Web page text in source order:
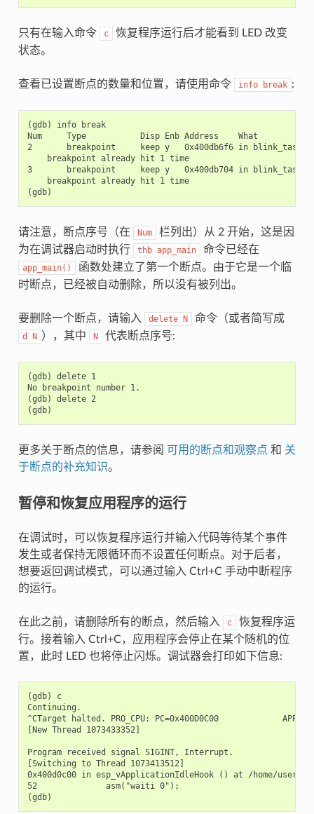
只有在输入命令 c
恢复程序运行后才能看到 LED 改变
状态。
查看已设置断点的数量和位置，请使用命令 info break :
(gdb) info break
Num     Type           Disp Enb Address    What
2       breakpoint     keep y   0x400db6f6 in blink_task at
    breakpoint already hit 1 time
3       breakpoint     keep y   0x400db704 in blink_task
    breakpoint already hit 1 time
请注意，断点序号（在 Num
栏列出）从 2 开始，这是因
为在调试器启动时执行
thb app_main 命令已经在
app_main()
函数处建立了第一个断点。由于它是一个临
时断点，已经被自动删除，所以没有被列出。
要删除一个断点，请输入 delete N 命令（或者简写成
d N ），其中 N 代表断点序号:
(gdb) delete 1
No breakpoint number 1.
(gdb) delete 2
更多关于断点的信息，请参阅 可用的断点和观察点 和 关
于断点的补充知识。
暂停和恢复应用程序的运行
在调试时，可以恢复程序运行并输入代码等待某个事件
发生或者保持无限循环而不设置任何断点。对于后者，
想要返回调试模式，可以通过输入 Ctrl+C 手动中断程序
的运行。
在此之前，请删除所有的断点，然后输入 c
恢复程序运
行。接着输入 Ctrl+C，应用程序会停止在某个随机的位
置，此时 LED 也将停止闪烁。调试器会打印如下信息:
(gdb) c
Continuing.
^CTarget halted. PRO_CPU: PC=0x400D0C00
[New Thread 1073433352]
Program received signal SIGINT, Interrupt.
[Switching to Thread 1073413512]
0x400d0c00 in esp_vApplicationIdleHook () at /home/user-
52              asm("waiti 0");